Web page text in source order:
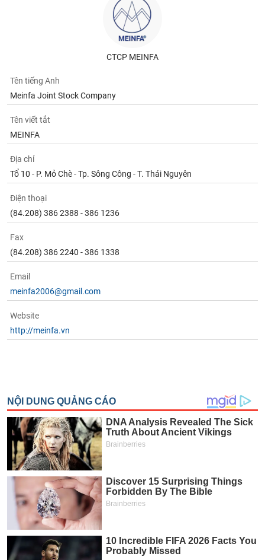
CTCP MEINFA
Tên tiếng Anh
Meinfa Joint Stock Company
Tên viết tắt
MEINFA
Địa chỉ
Tổ 10 - P. Mỏ Chè - Tp. Sông Công - T. Thái Nguyên
Điện thoại
(84.208) 386 2388 - 386 1236
Fax
(84.208) 386 2240 - 386 1338
Email
meinfa2006@gmail.com
Website
http://meinfa.vn